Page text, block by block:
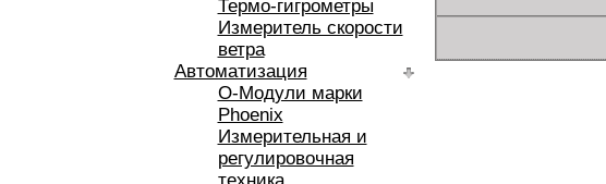
Термо-гигрометры
Измеритель скорости
ветра
Автоматизация
O-Модули марки
Phoenix
Измерительная и
регулировочная